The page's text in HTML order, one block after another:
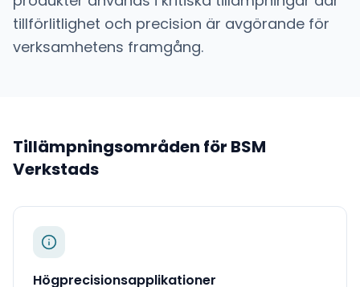
tillförlitlighet och precision är avgörande för
verksamhetens framgång.
Tillämpningsområden för BSM
Verkstads
Högprecisionsapplikationer